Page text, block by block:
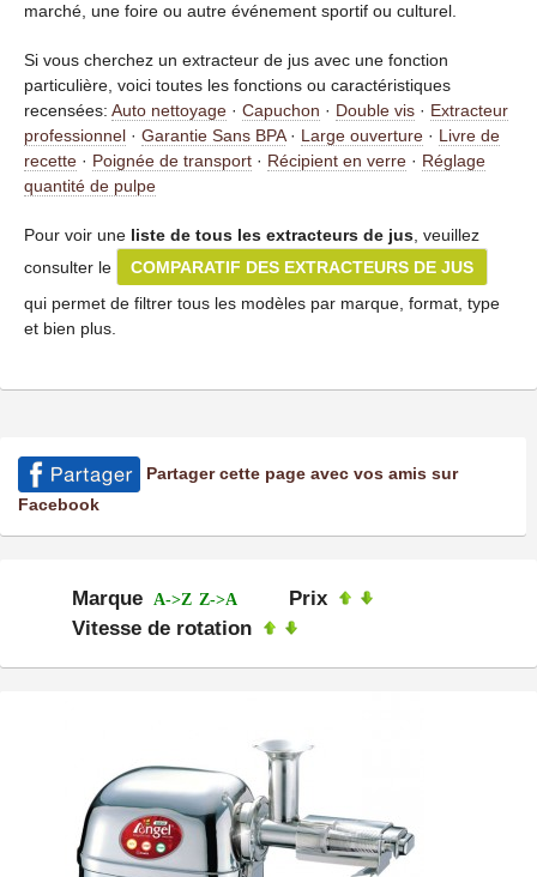
marché, une foire ou autre événement sportif ou culturel.
Si vous cherchez un extracteur de jus avec une fonction
particulière, voici toutes les fonctions ou caractéristiques
recensées: Auto nettoyage · Capuchon · Double vis · Extracteur
professionnel · Garantie Sans BPA· Large ouverture · Livre de
recette · Poignée de transport · Récipient en verre · Réglage
quantité de pulpe
Pour voir une liste de tous les extracteurs de jus , veuillez
consulter le
COMPARATIF DES EXTRACTEURS DE JUS
qui permet de filtrer tous les modèles par marque, format, type
et bien plus.
Partager cette page avec vos amis sur
Facebook
Marque A->Z Z->A
Prix
Vitesse de rotation